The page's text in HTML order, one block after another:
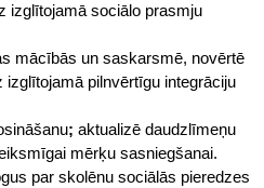
izglītojamā sociālo prasmju
mācībās un saskarsmē, novērtē
pilnvērtīgu integrāciju
; aktualizē daudzlīmeņu
mērķu sasniegšanai.
par skolēnu sociālās pieredzes